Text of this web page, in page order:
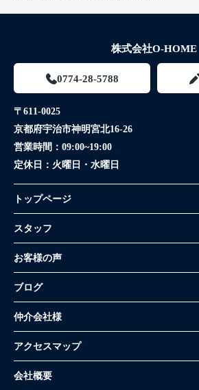
株式会社O-HOME
0774-28-5788
〒611-0025
京都府宇治市神明宮北16-26
営業時間： 09:00~19:00
定休日： 火曜日・水曜日
トップページ
スタッフ
お客様の声
ブログ
仲介会社様
アクセスマップ
会社概要